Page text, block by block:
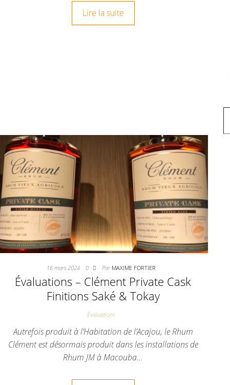
Lire la suite
16 mars 2024 0 Par MAXIME FORTIER
Évaluations – Clément Private Cask
Finitions Saké & Tokay
Évaluations
Autrefois produit à l’Habitation de l’Acajou, le Rhum
Clément est désormais produit dans les installations de
Rhum JM à Macouba…